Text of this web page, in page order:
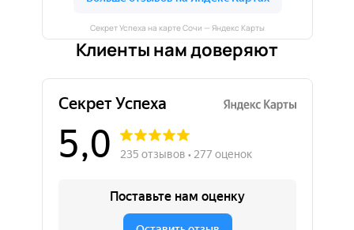
Секрет Успеха на карте Сочи — Яндекс Карты
Клиенты нам доверяют